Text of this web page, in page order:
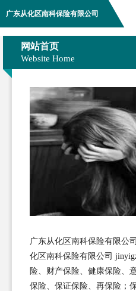
广东从化区南科保险有限公司
网站首页
Website Home
广东从化区南科保险有限公
化区南科保险有限公司
险、财产保险、健康保险、
保险、保证保险、再保险；